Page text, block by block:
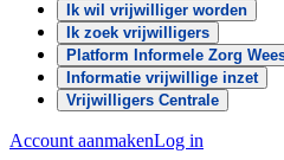
Ik wil vrijwilliger worden
Ik zoek vrijwilligers
Platform Informele Zorg
Informatie vrijwillige inzet
Vrijwilligers Centrale
Account aanmakenLog in